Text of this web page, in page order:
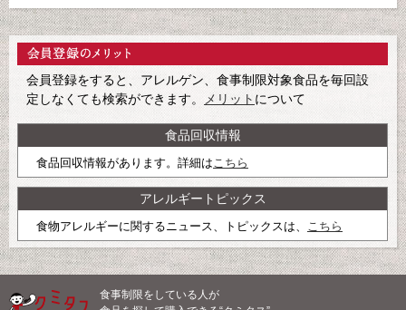
会員登録をすると、アレルゲン、食事制限対象食品を毎回設
定しなくても検索ができます。
メリット について
食品回収情報
食品回収情報があります。詳細はこちら
アレルギートピックス
食物アレルギーに関するニュース、トピックスは、 こちら
食事制限をしている人が